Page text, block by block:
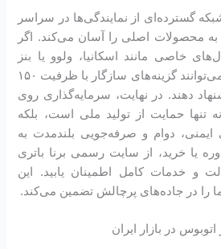
شبکه گسترده‌ای از نمایندگی‌ها در سراسر
محصولات اصلی را آسان می‌کند. اگر
خاصی مانند اسکانیا، ولوو یا بنز
هستید، کارشناسان برنا می‌توانند گزینه‌های سازگار با ظرفیت ۱۵۰
پیشنهاد دهند. در نهایت، سرمایه‌گذاری روی
نه تنها حمایت از تولید ملی است، بلکه
ایمنی، دوام و صرفه‌جویی بلندمدت به
یا خرید، از سایت رسمی برنا باتری
و خدمات کامل اطمینان یابید. این
را در جاده‌های پرچالش تضمین می‌کند.
در بازار ایران